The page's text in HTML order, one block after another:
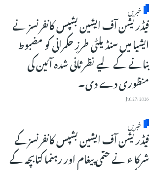
خبریں
فیڈریشن آف ایشین بشپس کانفرنسز نے
ایشیا میں سنڈیلٹی طرزِ حکمرانی کو مضبوط
بنانے کے لیے نظرثانی شدہ آئین کی
منظوری دے دی۔
Jul 27, 2026
خبریں
فیڈریشن آف ایشین بشپس کانفرنسزکے
شرکا ء نے حتمی پیغام اور رہنما کتابچہ کے